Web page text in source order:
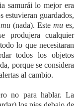
samurái lo mejor era
estuvieran guardados,
mu (nada). Este mu es,
produjera cualquier
lo que necesitaran
todos los objetos
porque se considera
al cambio.
no para hablar. La